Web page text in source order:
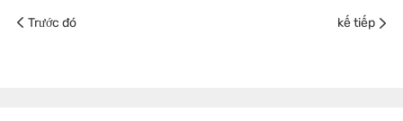
Trước đó kế tiếp